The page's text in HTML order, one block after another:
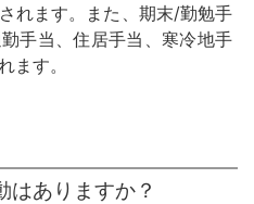
れます。また、期末/勤勉手
手当、住居手当、寒冷地手
ます。
はありますか？